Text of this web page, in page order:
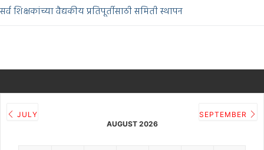
सर्व शिक्षकांच्या वैद्यकीय प्रतिपूर्तीसाठी समिती स्थापन
JULY
AUGUST 2026
SEPTEMBER